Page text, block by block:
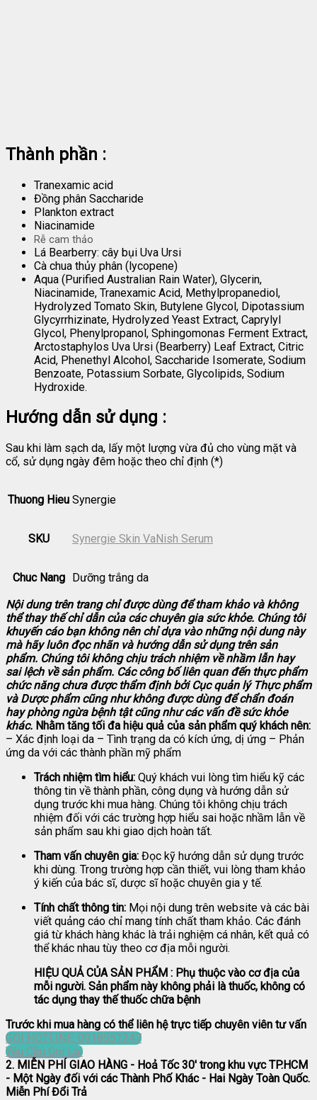
Thành phần :
Tranexamic acid
Đồng phân Saccharide
Plankton extract
Niacinamide
Rễ cam thảo
Lá Bearberry: cây bụi Uva Ursi
Cà chua thủy phân (lycopene)
Aqua (Purified Australian Rain Water), Glycerin,
Niacinamide, Tranexamic Acid, Methylpropanediol,
Hydrolyzed Tomato Skin, Butylene Glycol, Dipotassium
Glycyrrhizinate, Hydrolyzed Yeast Extract, Caprylyl
Glycol, Phenylpropanol, Sphingomonas Ferment Extract,
Arctostaphylos Uva Ursi (Bearberry) Leaf Extract, Citric
Acid, Phenethyl Alcohol, Saccharide Isomerate, Sodium
Benzoate, Potassium Sorbate, Glycolipids, Sodium
Hydroxide.
Hướng dẫn sử dụng :
Sau khi làm sạch da, lấy một lượng vừa đủ cho vùng mặt và
cổ, sử dụng ngày đêm hoặc theo chỉ định (*)
Thuong Hieu Synergie
SKU Synergie Skin VaNish Serum
Chuc Nang
Dưỡng trắng da
Nội dung trên trang chỉ được dùng để tham khảo và không
thể thay thế chỉ dẫn của các chuyên gia sức khỏe. Chúng tôi
khuyến cáo bạn không nên chỉ dựa vào những nội dung này
mà hãy luôn đọc nhãn và hướng dẫn sử dụng trên sản
phẩm. Chúng tôi không chịu trách nhiệm về nhầm lẫn hay
sai lệch về sản phẩm. Các công bố liên quan đến thực phẩm
chức năng chưa được thẩm định bởi Cục quản lý Thực phẩm
và Dược phẩm cũng như không được dùng để chẩn đoán
hay phòng ngừa bệnh tật cũng như các vấn đề sức khỏe
khác. Nhằm tăng tối đa hiệu quả của sản phẩm quý khách nên:
– Xác định loại da – Tình trạng da có kích ứng, dị ứng – Phản
ứng da với các thành phần mỹ phẩm
Trách nhiệm tìm hiểu: Quý khách vui lòng tìm hiểu kỹ các
thông tin về thành phần, công dụng và hướng dẫn sử
dụng trước khi mua hàng. Chúng tôi không chịu trách
nhiệm đối với các trường hợp hiểu sai hoặc nhầm lẫn về
sản phẩm sau khi giao dịch hoàn tất.
Tham vấn chuyên gia: Đọc kỹ hướng dẫn sử dụng trước
khi dùng. Trong trường hợp cần thiết, vui lòng tham khảo
ý kiến của bác sĩ, dược sĩ hoặc chuyên gia y tế.
Tính chất thông tin: Mọi nội dung trên website và các bài
viết quảng cáo chỉ mang tính chất tham khảo. Các đánh
giá từ khách hàng khác là trải nghiệm cá nhân, kết quả có
thể khác nhau tùy theo cơ địa mỗi người.
HIỆU QUẢ CỦA SẢN PHẨM : Phụ thuộc vào cơ địa của
mỗi người. Sản phẩm này không phải là thuốc, không có
tác dụng thay thế thuốc chữa bệnh
Trước khi mua hàng có thể liên hệ trực tiếp chuyên viên tư vấn
GỌI HOTLINE: 0918551247
Yêu Cầu Gọi Lại
2. MIỄN PHÍ GIAO HÀNG - Hoả Tốc 30' trong khu vực TP.HCM
- Một Ngày đối với các Thành Phố Khác - Hai Ngày Toàn Quốc.
Miễn Phí Đổi Trả